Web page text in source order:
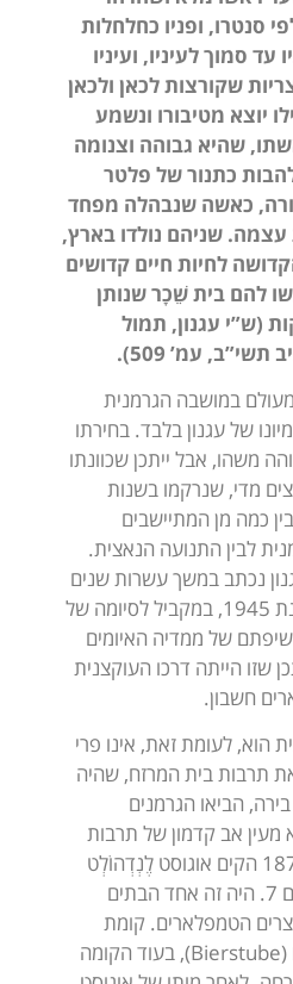
סנטרו, ופניו כחלחלות
סמוך לעיניו, ועיניו
שקורצות לכאן ולכאן
יוצא מטיבורו ונשמע
שהיא גבוהה וצנומה
כתנור של פלטר
כאשה שנבהלה מפחד
שניהם נולדו בארץ,
לחיות חיים קדושים
להם בית שֵׁכָר שנותן
(ש”י עגנון, תמול
עמ’ 509).
מעולם במושבה הגרמנית
של עגנון בלבד. בחירתו
משהו, אבל ייתכן שכוונתו
מדי, שנרקמו בשנות
השלושים של המאה ה-20 בין כמה מן המתיישבים
לבין התנועה הנאצית.
נכתב במשך עשרות שנים
אך התפרסם לראשונה בשנת 1945, במקביל לסיומה של
של ממדיה האיומים
שזו הייתה דרכו העוקצנית
חשבון.
הוא, לעומת זאת, אינו פרי
את תרבות בית המרזח, שהיה
הביאו הגרמנים
מעין אב קדמון של תרבות
הפאבּ המודרנית. בשנת 1875 הקים אוגוסט לֶנְדְהוֹלְט
את ביתו, ברחוב עמק רפאים 7. היה זה אחד הבתים
הטמפלארים. קומת
הקרקע שימשה לבית מרזח (Bierstube), בעוד הקומה